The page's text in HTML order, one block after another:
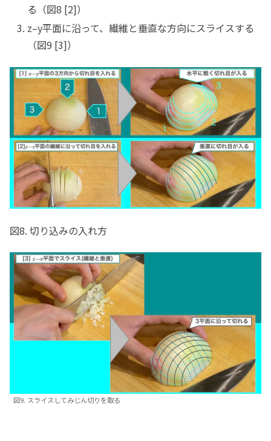
る（図8 [2]）
z–y平面に沿って、繊維と垂直な方向にスライスする
（図9 [3]）
図8. 切り込みの入れ方
図9. スライスしてみじん切りを取る